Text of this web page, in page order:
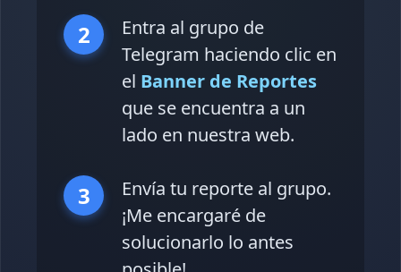
2
Entra al grupo de
Telegram haciendo clic en
el Banner de Reportes
que se encuentra a un
lado en nuestra web.
3
Envía tu reporte al grupo.
¡Me encargaré de
solucionarlo lo antes